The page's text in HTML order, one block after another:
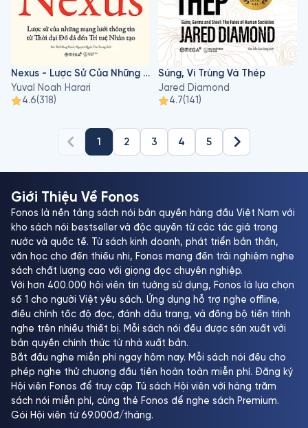
Nexus - Lược Sử Của Những Mạng Lưới Thông Tin Từ Thời Đại Đồ Đá Đến Trí Tuệ Nhân Tạo
Yuval Noah Harari
4.6(318)
Súng, Vi Trùng Và Thép
Jared Diamond
4.7(141)
1 2 3 4 5
Giới Thiệu Về Fonos
Fonos là nền tảng sách nói bản quyền hàng đầu Việt Nam với
kho sách nói bestseller và độc quyền từ các tác giả trong
nước và quốc tế. Từ sách kinh doanh, phát triển bản thân,
văn học cho đến thiếu nhi, Fonos mang đến trải nghiệm nghe
sách chất lượng cao với giọng đọc chuyên nghiệp.
Với hơn 400.000 hội viên tin tưởng sử dụng, Fonos là lựa chọn
số 1 cho người Việt yêu sách. Ứng dụng hỗ trợ nghe offline,
điều chỉnh tốc độ đọc, đánh dấu trang, và đồng bộ tiến trình
nghe trên nhiều thiết bị. Mỗi sách nói đều được sản xuất với
bản quyền chính thức từ nhà xuất bản.
Bắt đầu nghe miễn phí ngay hôm nay. Mỗi sách nói đều cho
phép nghe thử chương đầu tiên hoàn toàn miễn phí. Đăng ký
Hội viên Fonos để truy cập Tủ sách Hội viên với hàng trăm
sách nói miễn phí, cùng thẻ Fonos để nghe sách Premium.
Gói Hội viên từ 69.000đ/tháng.